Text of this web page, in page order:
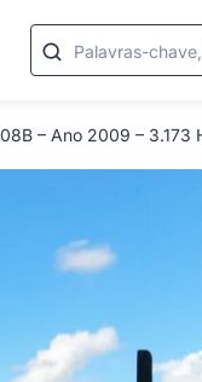
Palavras-
– Ano 2009 – 3.173